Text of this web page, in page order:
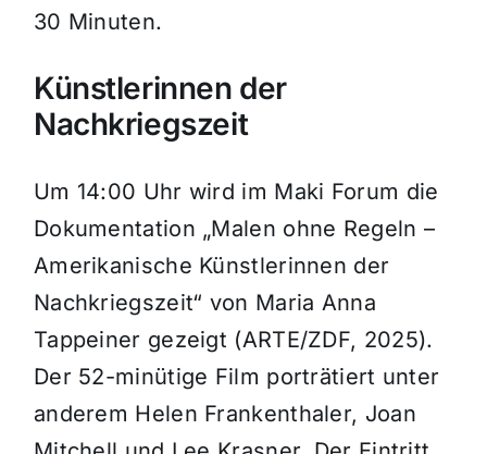
30 Minuten.
Künstlerinnen der
Nachkriegszeit
Um 14:00 Uhr wird im Maki Forum die
Dokumentation „Malen ohne Regeln –
Amerikanische Künstlerinnen der
Nachkriegszeit“ von Maria Anna
Tappeiner gezeigt (ARTE/ZDF, 2025).
Der 52-minütige Film porträtiert unter
anderem Helen Frankenthaler, Joan